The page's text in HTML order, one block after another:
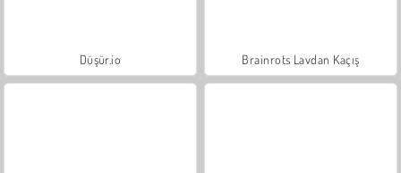
Düşür.io Brainrots Lavdan Kaçış